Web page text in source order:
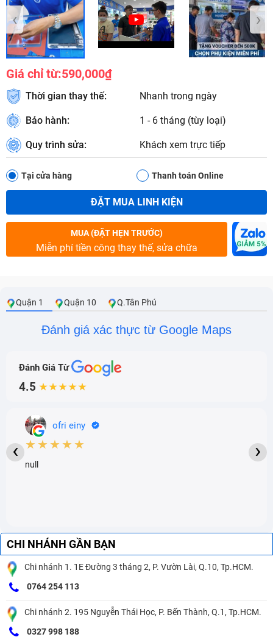
‹ ›
Giá chỉ từ:590,000₫
Thời gian thay thế: Nhanh trong ngày
Bảo hành: 1 - 6 tháng (tùy loại)
Quy trình sửa: Khách xem trực tiếp
Tại cửa hàng Thanh toán Online
ĐẶT MUA LINH KIỆN
MUA (ĐẶT HẸN TRƯỚC)
Miễn phí tiền công thay thế, sửa chữa
Quận 1 Quận 10 Q.Tân Phú
Đánh giá xác thực từ Google Maps
Đánh Giá Từ
4.5 ★★★★★
ofri einy
★★★★★
null
‹ ›
CHI NHÁNH GẦN BẠN
Chi nhánh 1. 1E Đường 3 tháng 2, P. Vườn Lài, Q.10, Tp.HCM.
0764 254 113
Chi nhánh 2. 195 Nguyễn Thái Học, P. Bến Thành, Q.1, Tp.HCM.
0327 998 188